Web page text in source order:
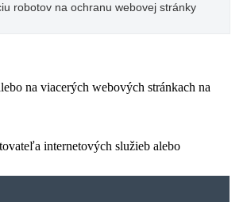
robotov na ochranu webovej stránky
na viacerých webových stránkach na
internetových služieb alebo